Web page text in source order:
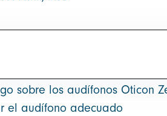
sobre los audífonos Oticon
el audífono adecuado